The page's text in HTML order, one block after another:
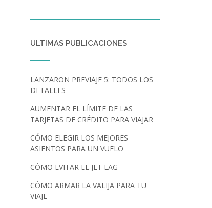
ULTIMAS PUBLICACIONES
LANZARON PREVIAJE 5: TODOS LOS
DETALLES
AUMENTAR EL LÍMITE DE LAS
TARJETAS DE CRÉDITO PARA VIAJAR
CÓMO ELEGIR LOS MEJORES
ASIENTOS PARA UN VUELO
CÓMO EVITAR EL JET LAG
CÓMO ARMAR LA VALIJA PARA TU
VIAJE